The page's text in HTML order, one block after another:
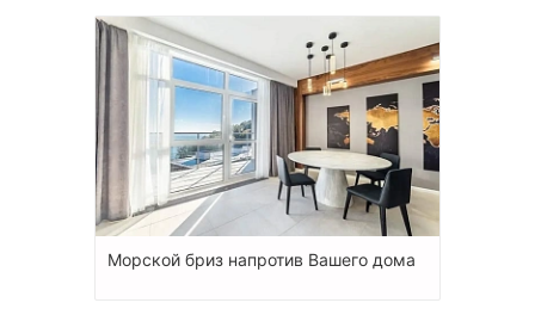
Морской бриз напротив Вашего дома